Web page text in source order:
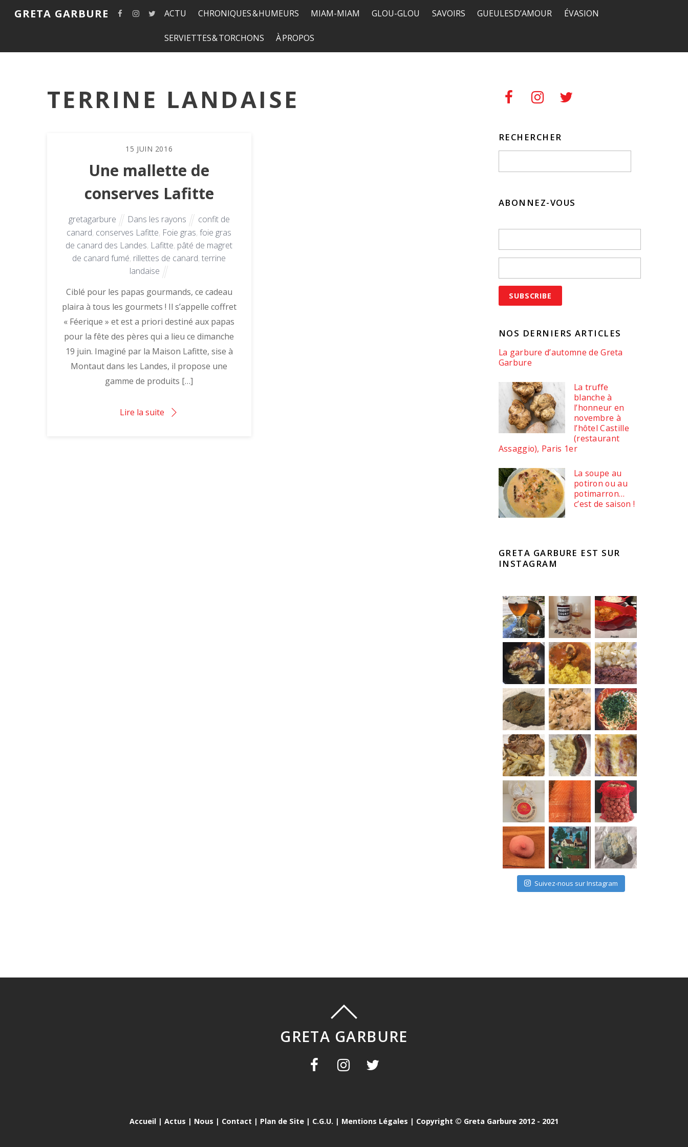
GRETA GARBURE ACTU CHRONIQUES & HUMEURS MIAM-MIAM GLOU-GLOU SAVOIRS GUEULES D’AMOUR ÉVASION
SERVIETTES & TORCHONS À PROPOS
TERRINE LANDAISE
15 JUIN 2016
Une mallette de
conserves Lafitte
gretagarbure Dans les rayons
confit de
canard, conserves Lafitte, Foie gras,foie gras
de canard des Landes, Lafitte, pâté de magret
de canard fumé, rillettes de canard,terrine
landaise
Ciblé pour les papas gourmands, ce cadeau
plaira à tous les gourmets ! Il s’appelle coffret
« Féerique » et est a priori destiné aux papas
pour la fête des pères qui a lieu ce dimanche
19 juin. Imaginé par la Maison Lafitte, sise à
Montaut dans les Landes, il propose une
gamme de produits […]
Lire la suite
RECHERCHER
ABONNEZ-VOUS
NOS DERNIERS ARTICLES
La garbure d’automne de Greta
Garbure
La truffe
blanche à
l’honneur en
novembre à
l’hôtel Castille
(restaurant
Assaggio), Paris 1er
La soupe au
potiron ou au
potimarron…
c’est de saison !
GRETA GARBURE EST SUR
INSTAGRAM
Suivez-nous sur Instagram
GRETA GARBURE
Accueil | Actus | Nous | Contact | Plan de Site | C.G.U. | Mentions Légales | Copyright © Greta Garbure 2012 - 2021